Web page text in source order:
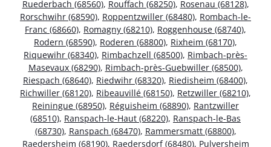
Ruederbach (68560), Rouffach (68250), Rosenau (68128),
Rorschwihr (68590), Roppentzwiller (68480), Rombach-le-
Franc (68660), Romagny (68210), Roggenhouse (68740),
Rodern (68590), Roderen (68800), Rixheim (68170),
Riquewihr (68340), Rimbachzell (68500), Rimbach-près-
Masevaux (68290), Rimbach-près-Guebwiller (68500),
Riespach (68640), Riedwihr (68320), Riedisheim (68400),
Richwiller (68120), Ribeauvillé (68150), Retzwiller (68210),
Reiningue (68950), Réguisheim (68890), Rantzwiller
(68510), Ranspach-le-Haut (68220), Ranspach-le-Bas
(68730), Ranspach (68470), Rammersmatt (68800),
Raedersheim (68190), Raedersdorf (68480), Pulversheim